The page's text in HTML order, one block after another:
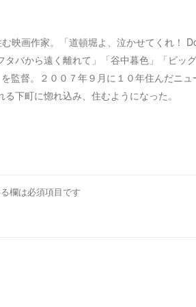
映画作家。「道頓堀よ、泣かせてくれ！
バから遠く離れて」「谷中暮色」「ビッ
監督。２００７年９月に１０年住んだニ
下町に惚れ込み、住むようになった。
欄は必須項目です